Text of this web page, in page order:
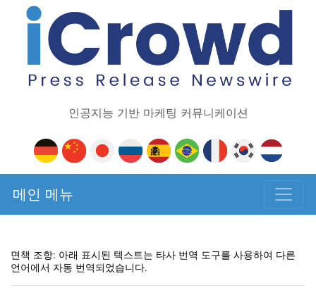
인공지능 기반 마케팅 커뮤니케이션
메인 메뉴
면책 조항: 아래 표시된 텍스트는 타사 번역 도구를 사용하여 다른
언어에서 자동 번역되었습니다.